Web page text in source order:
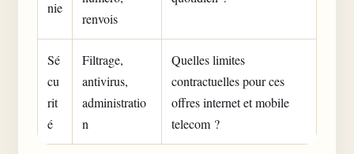
nie
renvois
Sé
cu
rit
é
Filtrage,
antivirus,
administratio
n
Quelles limites
contractuelles pour ces
offres internet et mobile
telecom ?